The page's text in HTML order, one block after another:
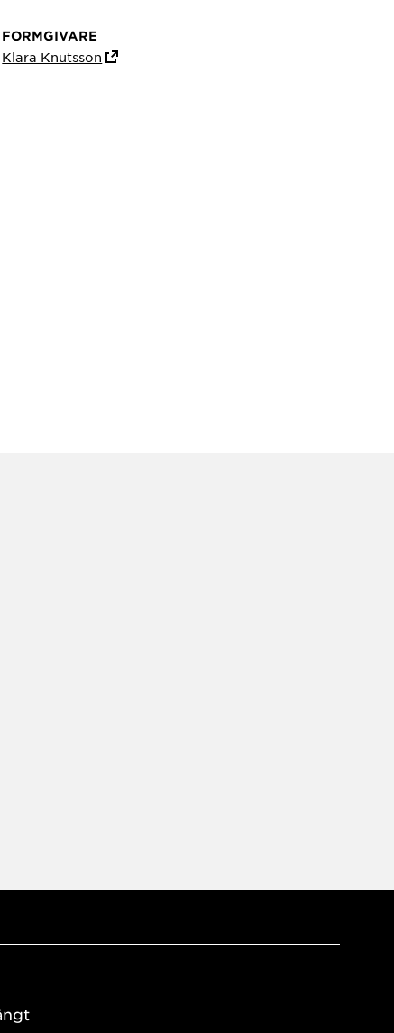
FORMGIVARE
Klara Knutsson